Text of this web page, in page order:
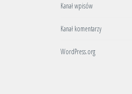
Kanał wpisów
Kanał komentarzy
WordPress.org